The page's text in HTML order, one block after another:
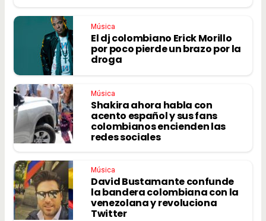
Música
El dj colombiano Erick Morillo
por poco pierde un brazo por la
droga
Música
Shakira ahora habla con
acento español y sus fans
colombianos encienden las
redes sociales
Música
David Bustamante confunde
la bandera colombiana con la
venezolana y revoluciona
Twitter